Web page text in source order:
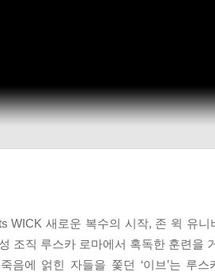
WICK 새로운 복수의 시작, 존 윅 유니
조직 루스카 로마에서 혹독한 훈련을
음에 얽힌 자들을 쫓던 ‘이브’는 루